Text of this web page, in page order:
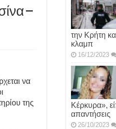
–
να
της
την Κρήτη
κλαμπ
16/12/2023
Κέρκυρα»,
απαντήσεις
26/10/2023